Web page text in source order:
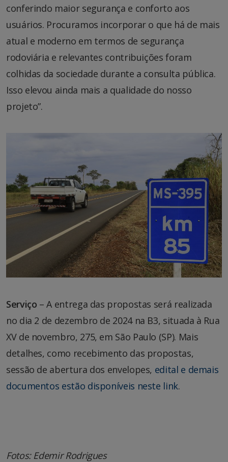
conferindo maior segurança e conforto aos
usuários. Procuramos incorporar o que há de mais
atual e moderno em termos de segurança
rodoviária e relevantes contribuições foram
colhidas da sociedade durante a consulta pública.
Isso elevou ainda mais a qualidade do nosso
projeto”.
Serviço – A entrega das propostas será realizada
no dia 2 de dezembro de 2024 na B3, situada à Rua
XV de novembro, 275, em São Paulo (SP). Mais
detalhes, como recebimento das propostas,
sessão de abertura dos envelopes, edital e demais
documentos estão disponíveis neste link.
Fotos: Edemir Rodrigues